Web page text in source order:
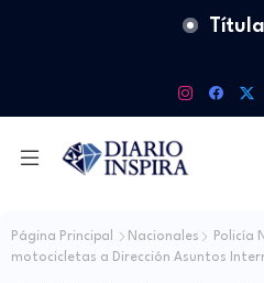
Página Principal Nacionales
Policía
motocicletas a Dirección Asuntos